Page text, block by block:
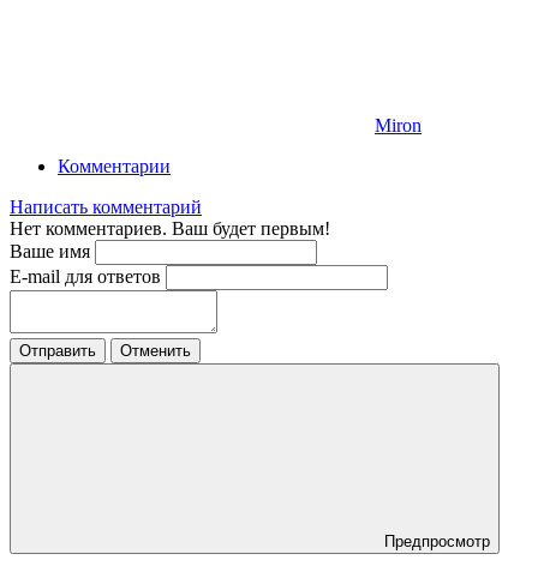
Miron
Комментарии
Написать комментарий
Нет комментариев. Ваш будет первым!
Ваше имя
E-mail для ответов
Отправить Отменить
Предпросмотр